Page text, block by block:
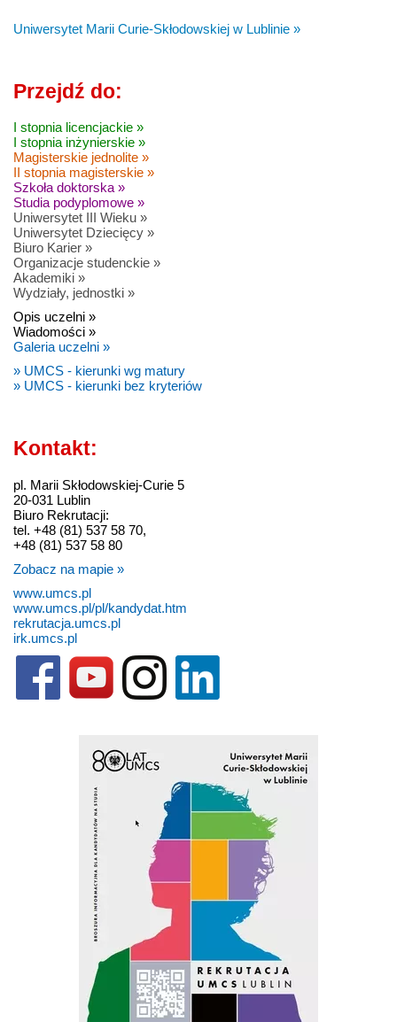
Uniwersytet Marii Curie-Skłodowskiej w Lublinie »
Przejdź do:
I stopnia licencjackie »
I stopnia inżynierskie »
Magisterskie jednolite »
II stopnia magisterskie »
Szkoła doktorska »
Studia podyplomowe »
Uniwersytet III Wieku »
Uniwersytet Dziecięcy »
Biuro Karier »
Organizacje studenckie »
Akademiki »
Wydziały, jednostki »
Opis uczelni »
Wiadomości »
Galeria uczelni »
» UMCS - kierunki wg matury
» UMCS - kierunki bez kryteriów
Kontakt:
pl. Marii Skłodowskiej-Curie 5
20-031 Lublin
Biuro Rekrutacji:
tel. +48 (81) 537 58 70,
+48 (81) 537 58 80
Zobacz na mapie »
www.umcs.pl
www.umcs.pl/pl/kandydat.htm
rekrutacja.umcs.pl
irk.umcs.pl